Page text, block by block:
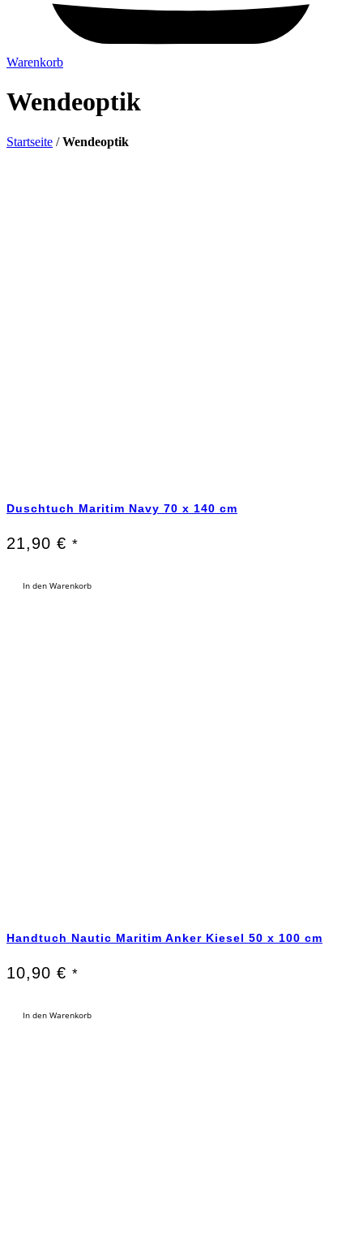
Warenkorb
Wendeoptik
Startseite /Wendeoptik
Duschtuch Maritim Navy 70 x 140 cm
21,90 € *
In den Warenkorb
Handtuch Nautic Maritim Anker Kiesel 50 x 100 cm
10,90 € *
In den Warenkorb